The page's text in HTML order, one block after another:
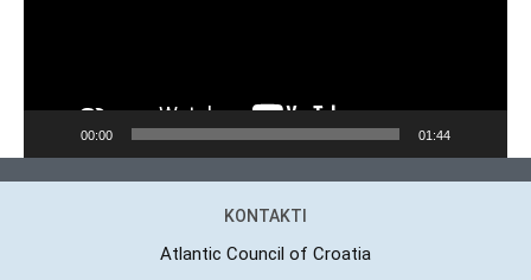
00:00 01:44
KONTAKTI
Atlantic Council of Croatia